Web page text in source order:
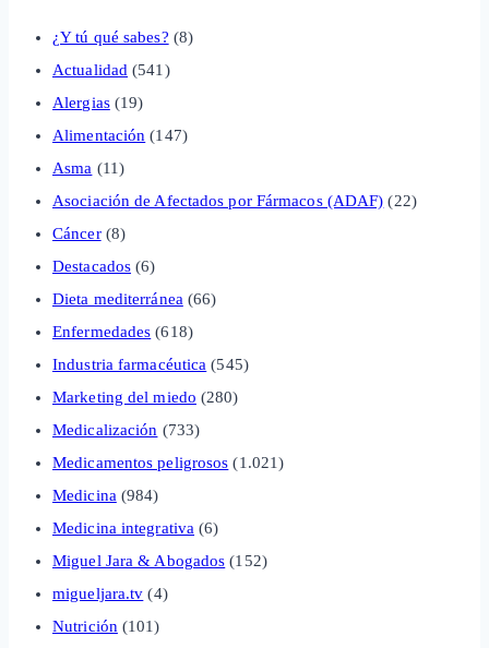
¿Y tú qué sabes? (8)
Actualidad (541)
Alergias(19)
Alimentación (147)
Asma (11)
Asociación de Afectados por Fármacos (ADAF) (22)
Cáncer(8)
Destacados (6)
Dieta mediterránea (66)
Enfermedades (618)
Industria farmacéutica (545)
Marketing del miedo (280)
Medicalización (733)
Medicamentos peligrosos (1.021)
Medicina (984)
Medicina integrativa (6)
Miguel Jara & Abogados (152)
migueljara.tv (4)
Nutrición (101)